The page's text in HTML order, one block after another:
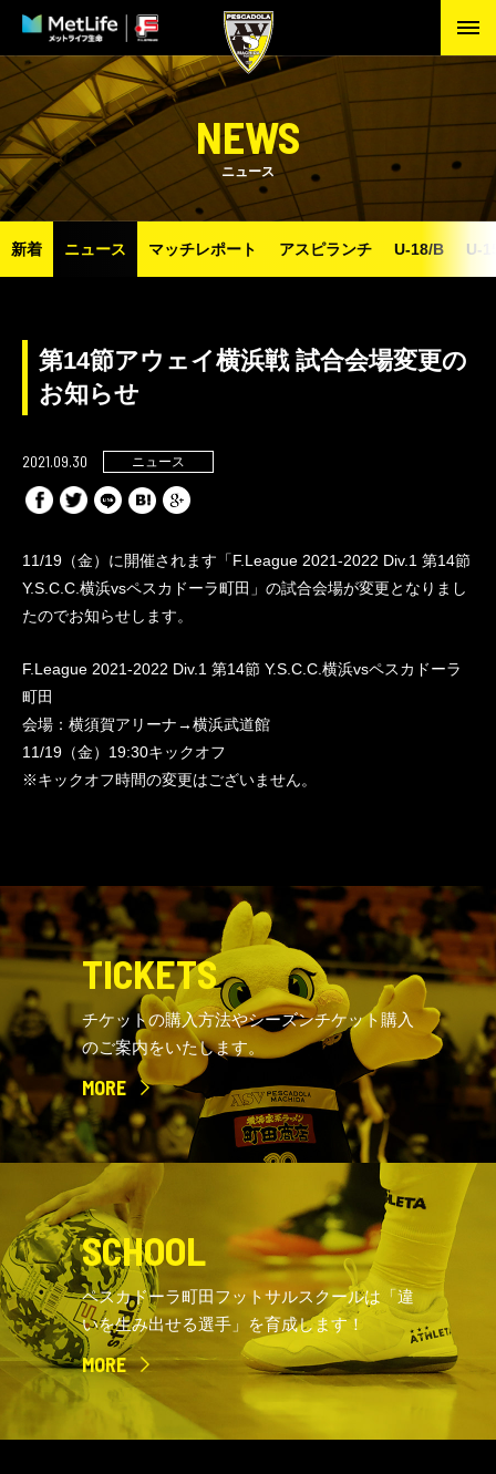
NEWS
ニュース
新着 ニュース マッチレポート アスピランチ U-18/B U-
第14節アウェイ横浜戦 試合会場変更の
お知らせ
2021.09.30 ニュース
11/19（金）に開催されます「F.League 2021-2022 Div.1 第14節
Y.S.C.C.横浜vsペスカドーラ町田」の試合会場が変更となりまし
たのでお知らせします。
F.League 2021-2022 Div.1 第14節 Y.S.C.C.横浜vsペスカドーラ
町田
会場：横須賀アリーナ→横浜武道館
11/19（金）19:30キックオフ
※キックオフ時間の変更はございません。
TICKETS
チケットの購入方法やシーズンチケット購入
のご案内をいたします。
MORE
SCHOOL
ペスカドーラ町田フットサルスクールは「違
いを生み出せる選手」を育成します！
MORE